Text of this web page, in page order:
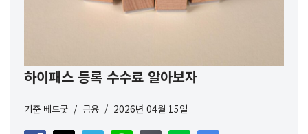
하이패스 등록 수수료 알아보자
기준 베드굿 금융 2026년 04월 15일